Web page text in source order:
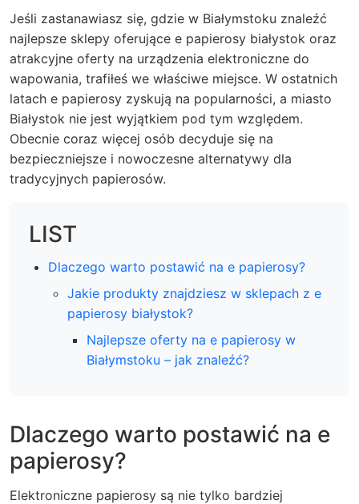
Jeśli zastanawiasz się, gdzie w Białymstoku znaleźć
najlepsze sklepy oferujące e papierosy białystok oraz
atrakcyjne oferty na urządzenia elektroniczne do
wapowania, trafiłeś we właściwe miejsce. W ostatnich
latach e papierosy zyskują na popularności, a miasto
Białystok nie jest wyjątkiem pod tym względem.
Obecnie coraz więcej osób decyduje się na
bezpieczniejsze i nowoczesne alternatywy dla
tradycyjnych papierosów.
LIST
Dlaczego warto postawić na e papierosy?
Jakie produkty znajdziesz w sklepach z e
papierosy białystok?
Najlepsze oferty na e papierosy w
Białymstoku – jak znaleźć?
Dlaczego warto postawić na e
papierosy?
Elektroniczne papierosy są nie tylko bardziej